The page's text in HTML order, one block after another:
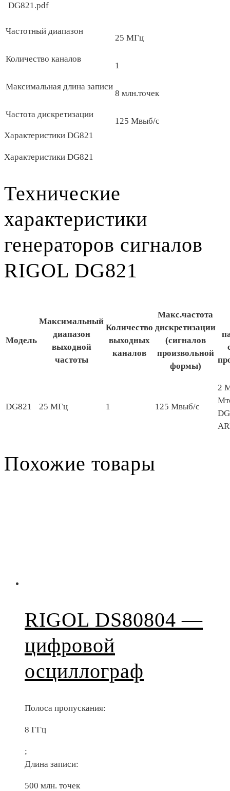
DG821.pdf
Частотный диапазон
25 МГц
Количество каналов
1
Максимальная длина записи
8 млн.точек
Частота дискретизации
125 Мвыб/с
Характеристики DG821
Характеристики DG821
Технические
характеристики
генераторов сигналов
RIGOL DG821
Модель
Максимальный
диапазон
выходной
частоты
Количество
выходных
каналов
Макс.частота
дискретизации
(сигналов
произвольной
формы)
DG821 25 МГц 1 125 Мвыб/с
2
Похожие товары
RIGOL DS80804 —
цифровой
осциллограф
Полоса пропускания:
8 ГГц
;
Длина записи:
500 млн. точек